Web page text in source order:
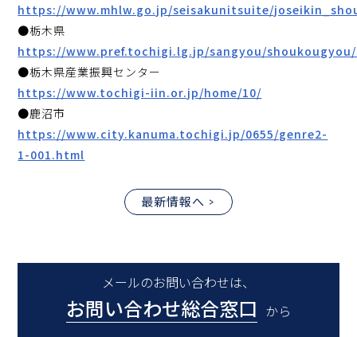
https://www.mhlw.go.jp/seisakunitsuite/
●栃木県
https://www.pref.tochigi.lg.jp/sangyou/
●栃木県産業振興センター
https://www.tochigi-iin.or.jp/home/10/
●鹿沼市
https://www.city.kanuma.tochigi.jp/0655/genre2-
1-001.html
最新情報へ
メールのお問い合わせは、
お問い合わせ総合窓口 から